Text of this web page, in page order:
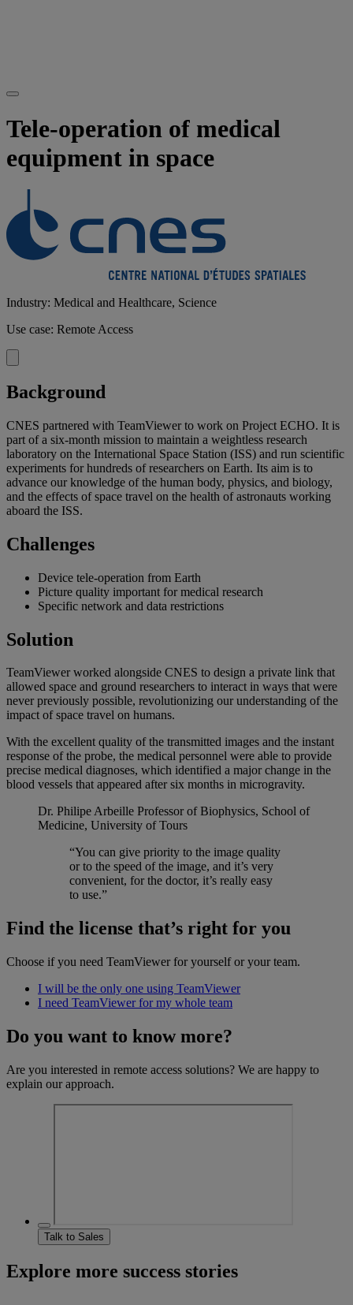
Tele-operation of medical
equipment in space
Industry: Medical and Healthcare, Science
Use case: Remote Access
Background
CNES partnered with TeamViewer to work on Project ECHO. It is
part of a six-month mission to maintain a weightless research
laboratory on the International Space Station (ISS) and run scientific
experiments for hundreds of researchers on Earth. Its aim is to
advance our knowledge of the human body, physics, and biology,
and the effects of space travel on the health of astronauts working
aboard the ISS.
Challenges
Device tele-operation from Earth
Picture quality important for medical research
Specific network and data restrictions
Solution
TeamViewer worked alongside CNES to design a private link that
allowed space and ground researchers to interact in ways that were
never previously possible, revolutionizing our understanding of the
impact of space travel on humans.
With the excellent quality of the transmitted images and the instant
response of the probe, the medical personnel were able to provide
precise medical diagnoses, which identified a major change in the
blood vessels that appeared after six months in microgravity.
Dr. Philipe Arbeille Professor of Biophysics, School of
Medicine, University of Tours
“You can give priority to the image quality
or to the speed of the image, and it’s very
convenient, for the doctor, it’s really easy
to use.”
Find the license that’s right for you
Choose if you need TeamViewer for yourself or your team.
I will be the only one using TeamViewer
I need TeamViewer for my whole team
Do you want to know more?
Are you interested in remote access solutions? We are happy to
explain our approach.
Talk to Sales
Explore more success stories